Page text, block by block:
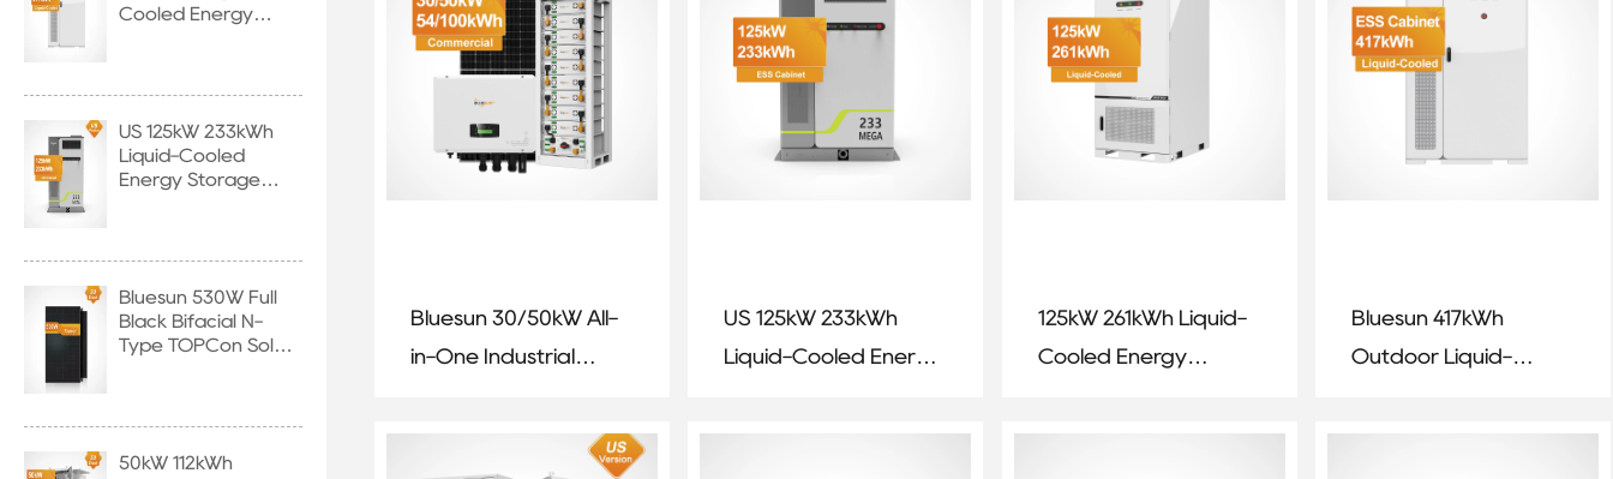
Cooled Energy
US 125kW 233kWh
Liquid-Cooled
Energy Storage
Bluesun 530W Full
Black Bifacial N-
Type TOPCon Solar
50kW 112kWh
Bluesun 30/50kW All-
in-One Industrial
System
US 125kW 233kWh
Liquid-Cooled Energy
125kW 261kWh Liquid-
Cooled Energy
Bluesun 417kWh
Outdoor Liquid-